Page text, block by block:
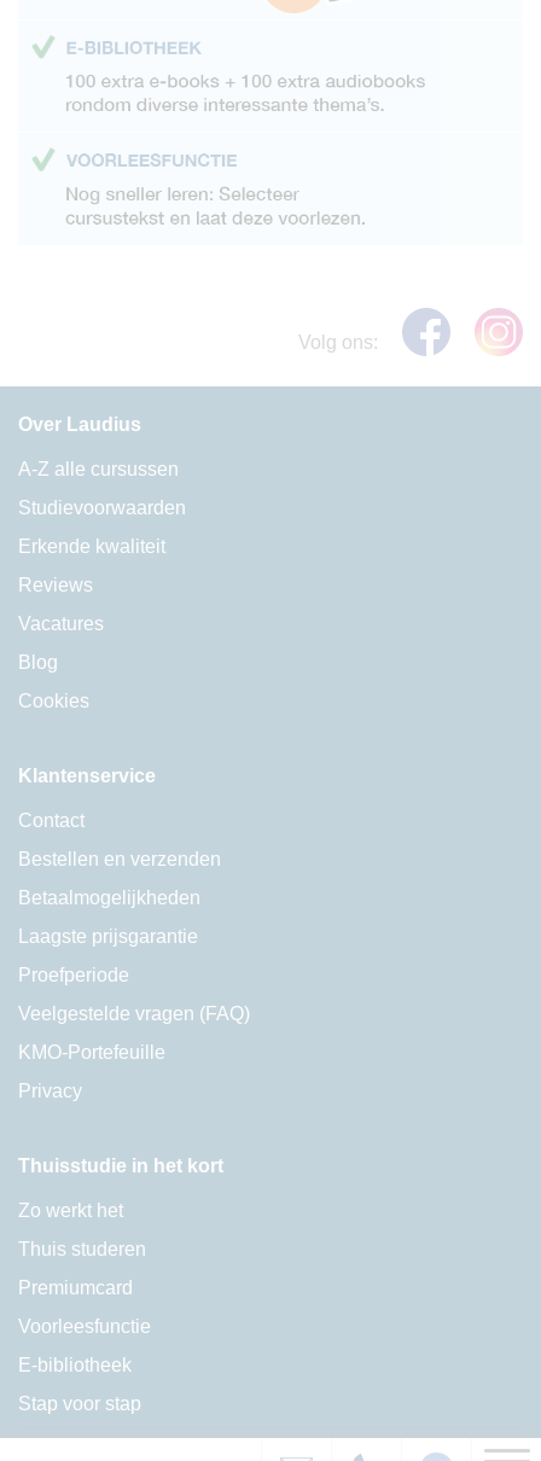
Volg ons:
Over Laudius
A-Z alle cursussen
Studievoorwaarden
Erkende kwaliteit
Reviews
Vacatures
Blog
Cookies
Klantenservice
Contact
Bestellen en verzenden
Betaalmogelijkheden
Laagste prijsgarantie
Proefperiode
Veelgestelde vragen (FAQ)
KMO-Portefeuille
Privacy
Thuisstudie in het kort
Zo werkt het
Thuis studeren
Premiumcard
Voorleesfunctie
E-bibliotheek
Stap voor stap